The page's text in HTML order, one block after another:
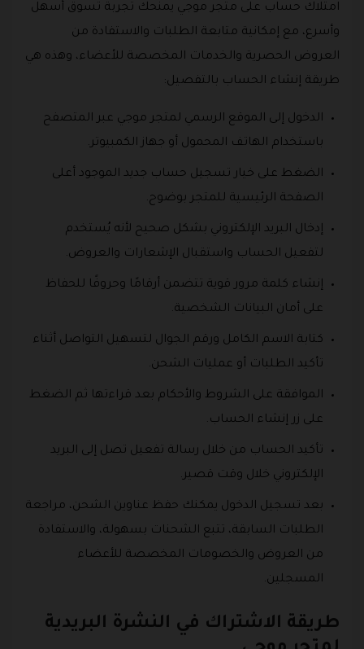
امتلاك حساب على متجر موجي يمنحك تجربة تسوق أسهل
وأسرع، مع إمكانية متابعة الطلبات والاستفادة من
العروض الحصرية والخدمات المخصصة للأعضاء، وهذه هي
طريقة إنشاء الحساب بالتفصيل:
الدخول إلى الموقع الرسمي لمتجر موجي عبر المتصفح
باستخدام الهاتف المحمول أو جهاز الكمبيوتر.
الضغط على خيار تسجيل حساب جديد الموجود أعلى
الصفحة الرئيسية للمتجر بوضوح.
إدخال البريد الإلكتروني بشكل صحيح لأنه يُستخدم
لتفعيل الحساب واستقبال الإشعارات والعروض.
إنشاء كلمة مرور قوية تتضمن أرقامًا وحروفًا للحفاظ
على أمان البيانات الشخصية.
كتابة الاسم الكامل ورقم الجوال لتسهيل التواصل أثناء
تأكيد الطلبات أو عمليات الشحن.
الموافقة على الشروط والأحكام بعد قراءتها ثم الضغط
على زر إنشاء الحساب.
تأكيد الحساب من خلال رسالة تفعيل تصل إلى البريد
الإلكتروني خلال وقت قصير.
بعد تسجيل الدخول يمكنك حفظ عناوين الشحن، مراجعة
الطلبات السابقة، تتبع الشحنات بسهولة، والاستفادة
من العروض والخصومات المخصصة للأعضاء
المسجلين.
طريقة الاشتراك في النشرة البريدية